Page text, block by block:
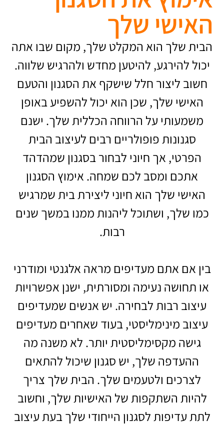
האישי שלך
הבית שלך הוא המקלט שלך, מקום שבו אתה
יכול להירגע, להיטען מחדש ולהרגיש שלווה.
חשוב ליצור חלל שישקף את הסגנון והטעם
האישי שלך, שכן הוא יכול להשפיע באופן
משמעותי על הרווחה הכללית שלך. ישנם
סגנונות פופולריים רבים לעיצוב הבית
הפרטי, אך חיוני לבחור בסגנון שמהדהד
אתכם ומסב לכם שמחה. אימוץ הסגנון
האישי שלך הוא חיוני ליצירת בית שמרגיש
כמו שלך, ושתוכל ליהנות ממנו במשך שנים
רבות.
בין אם אתם מעדיפים מראה אלגנטי ומודרני
או תחושה נעימה ומסורתית, ישנן אפשרויות
עיצוב רבות לבחירה. יש אנשים שמעדיפים
עיצוב מינימליסטי, בעוד שאחרים מעדיפים
גישה מקסימליסטית יותר. לא משנה מה
ההעדפה שלך, יש סגנון שיכול להתאים
לצרכים ולטעמים שלך. הבית שלך צריך
להיות השתקפות של האישיות שלך, וחשוב
לתת עדיפות לסגנון הייחודי שלך בעת עיצוב